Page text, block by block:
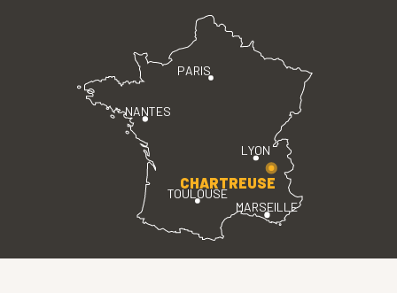
PARIS
LYON
TOULOUSE
MARSEILLE
NANTES
CHARTREUSE